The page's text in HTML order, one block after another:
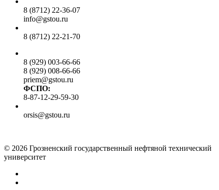
8 (8712) 22-36-07
info@gstou.ru
8 (8712) 22-21-70
8 (929) 003-66-66
8 (929) 008-66-66
priem@gstou.ru
ФСПО:
8-87-12-29-59-30
orsis@gstou.ru
© 2026 Грозненский государственный нефтяной технический
университет